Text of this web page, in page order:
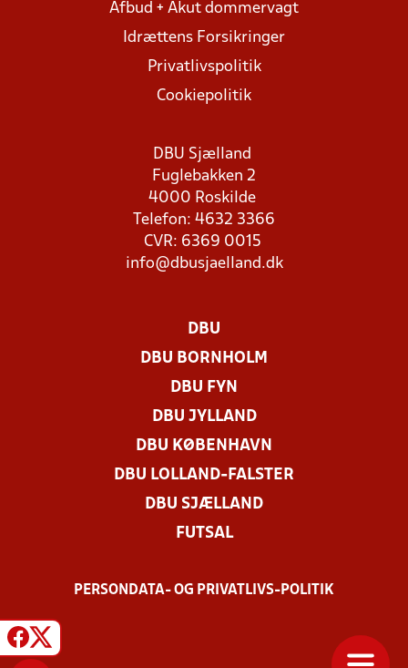
Afbud + Akut dommervagt
Idrættens Forsikringer
Privatlivspolitik
Cookiepolitik
DBU Sjælland
Fuglebakken 2
4000 Roskilde
Telefon: 4632 3366
CVR: 6369 0015
info@dbusjaelland.dk
DBU
DBU BORNHOLM
DBU FYN
DBU JYLLAND
DBU KØBENHAVN
DBU LOLLAND-FALSTER
DBU SJÆLLAND
FUTSAL
PERSONDATA- OG PRIVATLIVS-POLITIK